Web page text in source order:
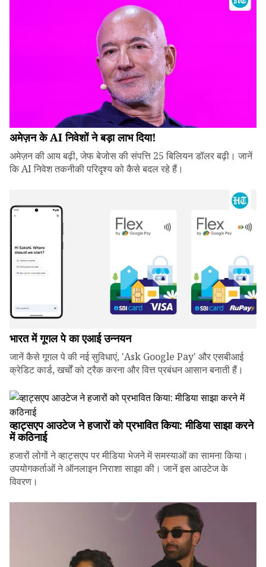
अमेज़न के AI निवेशों ने बड़ा लाभ दिया!
अमेज़न की आय बढ़ी, जेफ बेजोस की संपत्ति 25 बिलियन डॉलर बढ़ी। जानें
कि AI निवेश तकनीकी परिदृश्य को कैसे बदल रहे हैं।
भारत में गूगल पे का एआई उन्नयन
जानें कैसे गूगल पे की नई सुविधाएं, 'Ask Google Pay' और एसबीआई
क्रेडिट कार्ड, खर्चों को ट्रैक करना और वित्त प्रबंधन आसान बनाती हैं।
व्हाट्सएप आउटेज ने हजारों को प्रभावित किया: मीडिया साझा करने
में कठिनाई
हजारों लोगों ने व्हाट्सएप पर मीडिया भेजने में समस्याओं का सामना किया।
उपयोगकर्ताओं ने ऑनलाइन निराशा साझा की। जानें इस आउटेज के
विवरण।